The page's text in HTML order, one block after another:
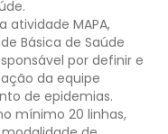
atividade MAPA,
Básica de Saúde
por definir e
da equipe
de epidemias.
mínimo 20 linhas,